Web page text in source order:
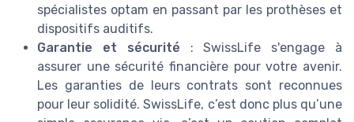
spécialistes optam en passant par les prothèses et
dispositifs auditifs.
Garantie et sécurité : SwissLife s'engage à
assurer une sécurité financière pour votre avenir.
Les garanties de leurs contrats sont reconnues
pour leur solidité. SwissLife, c’est donc plus qu’une